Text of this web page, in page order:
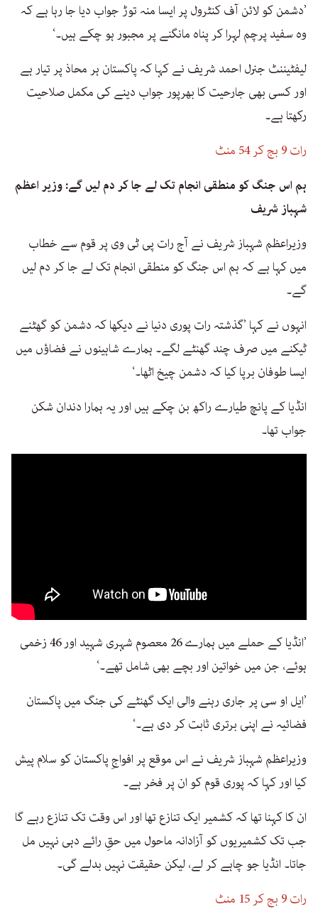
’دشمن کو لائن آف کنٹرول پر ایسا منہ توڑ جواب دیا جا رہا ہے کہ
وہ سفید پرچم لہرا کر پناہ مانگنے پر مجبور ہو چکے ہیں۔‘
لیفٹیننٹ جنرل احمد شریف نے کہا کہ پاکستان ہر محاذ پر تیار ہے
اور کسی بھی جارحیت کا بھرپور جواب دینے کی مکمل صلاحیت
رکھتا ہے۔
رات 9 بج کر 54 منٹ
ہم اس جنگ کو منطقی انجام تک لے جا کر دم لیں گے: وزیر اعظم
شہباز شریف
وزیراعظم شہباز شریف نے آج رات پی ٹی وی پر قوم سے خطاب
میں کہا ہے کہ ہم اس جنگ کو منطقی انجام تک لے جا کر دم لیں
گے۔
انہوں نے کہا ’گذشتہ رات پوری دنیا نے دیکھا کہ دشمن کو گھٹنے
ٹیکنے میں صرف چند گھنٹے لگے۔ ہمارے شاہینوں نے فضاؤں میں
ایسا طوفان برپا کیا کہ دشمن چیخ اٹھا۔‘
انڈیا کے پانچ طیارے راکھ بن چکے ہیں اور یہ ہمارا دندان شکن
جواب تھا۔
’انڈیا کے حملے میں ہمارے 26 معصوم شہری شہید اور 46 زخمی
ہوئے، جن میں خواتین اور بچے بھی شامل تھے۔‘
’ایل او سی پر جاری رہنے والی ایک گھنٹے کی جنگ میں پاکستان
فضائیہ نے اپنی برتری ثابت کر دی ہے۔‘
وزیراعظم شہباز شریف نے اس موقع پر افواجِ پاکستان کو سلام پیش
کیا اور کہا کہ پوری قوم کو ان پر فخر ہے۔
ان کا کہنا تھا کہ کشمیر ایک تنازع تھا اور اس وقت تک تنازع رہے گا
جب تک کشمیریوں کو آزادانہ ماحول میں حقِ رائے دہی نہیں مل
جاتا۔ انڈیا جو چاہے کر لے، لیکن حقیقت نہیں بدلے گی۔
رات 9 بج کر 15 منٹ